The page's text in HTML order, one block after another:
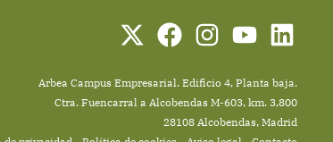
Arbea Campus Empresarial. Edificio 4, Planta baja.
Ctra. Fuencarral a Alcobendas M-603, km. 3,800
28108 Alcobendas, Madrid